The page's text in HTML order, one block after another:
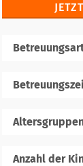
Anzahl der